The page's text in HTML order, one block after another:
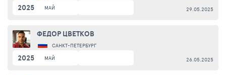
2025 МАЙ 29.05.2025
ФЕДОР ЦВЕТКОВ
САНКТ-ПЕТЕРБУРГ
2025 МАЙ 26.05.2025